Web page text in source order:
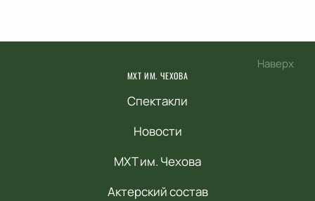
Наверх
МХТ ИМ. ЧЕХОВА
Спектакли
Новости
МХТ им. Чехова
Актерский состав